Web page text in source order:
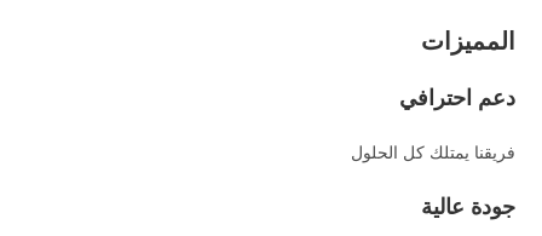
المميزات
دعم احترافي
فريقنا يمتلك كل الحلول
جودة عالية